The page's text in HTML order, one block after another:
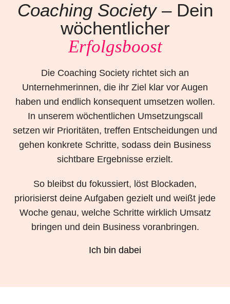
Coaching Society– Dein
wöchentlicher
Erfolgsboost
Die Coaching Society richtet sich an
Unternehmerinnen, die ihr Ziel klar vor Augen
haben und endlich konsequent umsetzen wollen.
In unserem wöchentlichen Umsetzungscall
setzen wir Prioritäten, treffen Entscheidungen und
gehen konkrete Schritte, sodass dein Business
sichtbare Ergebnisse erzielt.
So bleibst du fokussiert, löst Blockaden,
priorisierst deine Aufgaben gezielt und weißt jede
Woche genau, welche Schritte wirklich Umsatz
bringen und dein Business voranbringen.
Ich bin dabei